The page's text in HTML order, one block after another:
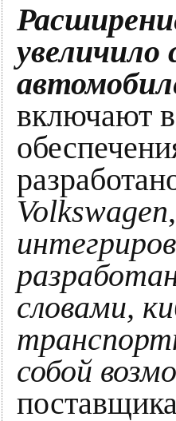
включают
Volkswagen
словами,
собой